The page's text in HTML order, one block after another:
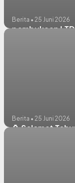
Berita • 25 Juni 2026
pembukaan
Berita • 25 Juni 2026
🏮 Selamat